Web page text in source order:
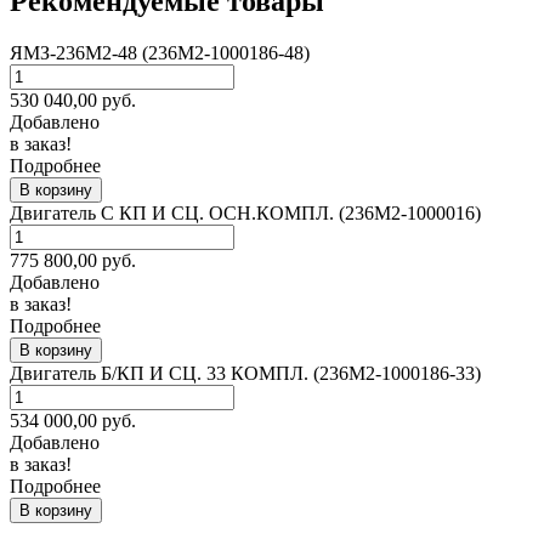
ЯМЗ-236М2-48 (236М2-1000186-48)
530 040,00 руб.
Добавлено
в заказ!
Подробнее
В корзину
Двигатель С КП И СЦ. ОСН.КОМПЛ. (236М2-1000016)
775 800,00 руб.
Добавлено
в заказ!
Подробнее
В корзину
Двигатель Б/КП И СЦ. 33 КОМПЛ. (236М2-1000186-33)
534 000,00 руб.
Добавлено
в заказ!
Подробнее
В корзину